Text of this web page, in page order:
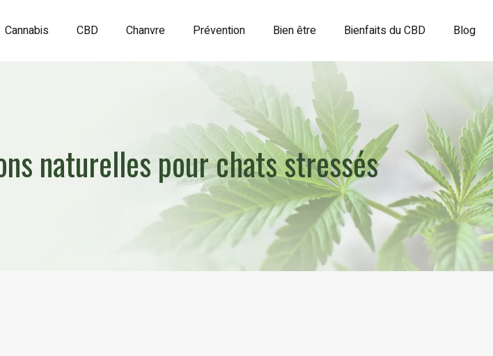
Cannabis CBD Chanvre Prévention Bien être Bienfaits du CBD Blog
naturelles pour chats stressés